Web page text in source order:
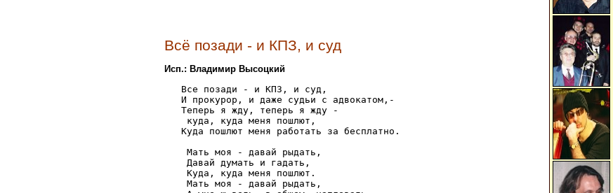
Всё позади - и КПЗ, и суд
Исп.: Владимир Высоцкий
   Все позади - и КПЗ, и суд,
   И прокурор, и даже судьи с адвокатом,-
   Теперь я жду, теперь я жду -
    куда, куда меня пошлют,
   Куда пошлют меня работать за бесплатно.
    Мать моя - давай рыдать,
    Давай думать и гадать,
    Куда, куда меня пошлют.
    Мать моя - давай рыдать,